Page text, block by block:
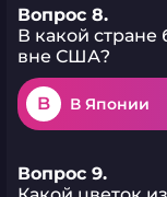
Вопрос 8.
В какой
вне США?
B В Японии
Вопрос 9.